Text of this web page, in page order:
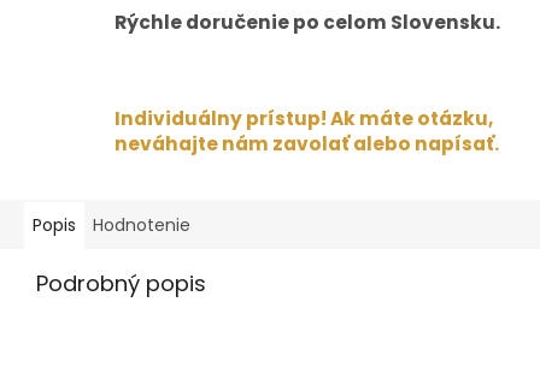
Rýchle doručenie po celom Slovensku.
Individuálny prístup! Ak máte otázku,
neváhajte nám zavolať alebo napísať.
Popis Hodnotenie
Podrobný popis